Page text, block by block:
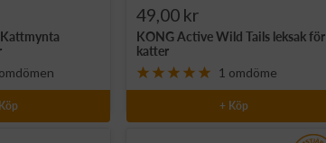
Rea-
pris
49,00 kr
KONG Active Wild Tails leksak för
katter
1 omdöme
+ Köp